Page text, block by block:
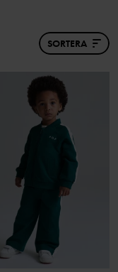
SORTERA